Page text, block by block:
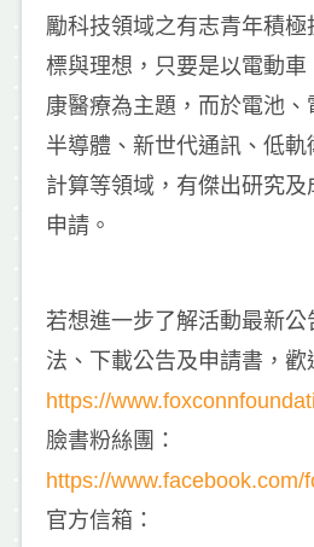
勵科技領域之有志青年積極
標與理想，只要是以電動
康醫療為主題，而於電池、
半導體、新世代通訊、低
計算等領域，有傑出研究
申請。
若想進一步了解活動最新
法、下載公告及申請書，歡
https://
臉書粉絲團：
https://
官方信箱：